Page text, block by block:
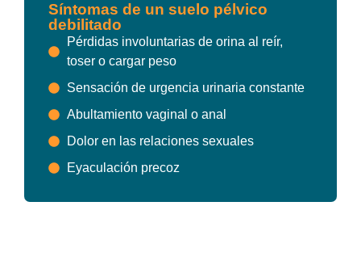
Síntomas de un suelo pélvico
debilitado
Pérdidas involuntarias de orina al reír,
toser o cargar peso
Sensación de urgencia urinaria constante
Abultamiento vaginal o anal
Dolor en las relaciones sexuales
Eyaculación precoz